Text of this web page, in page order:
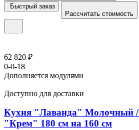
Быстрый заказ
Рассчитать стоимость
62 820 ₽
0-0-18
Дополняется модулями
Доступно для доставки
Кухня "Лаванда" Молочный
"Крем" 180 см на 160 см